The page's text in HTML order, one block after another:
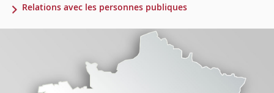
Relations avec les personnes publiques